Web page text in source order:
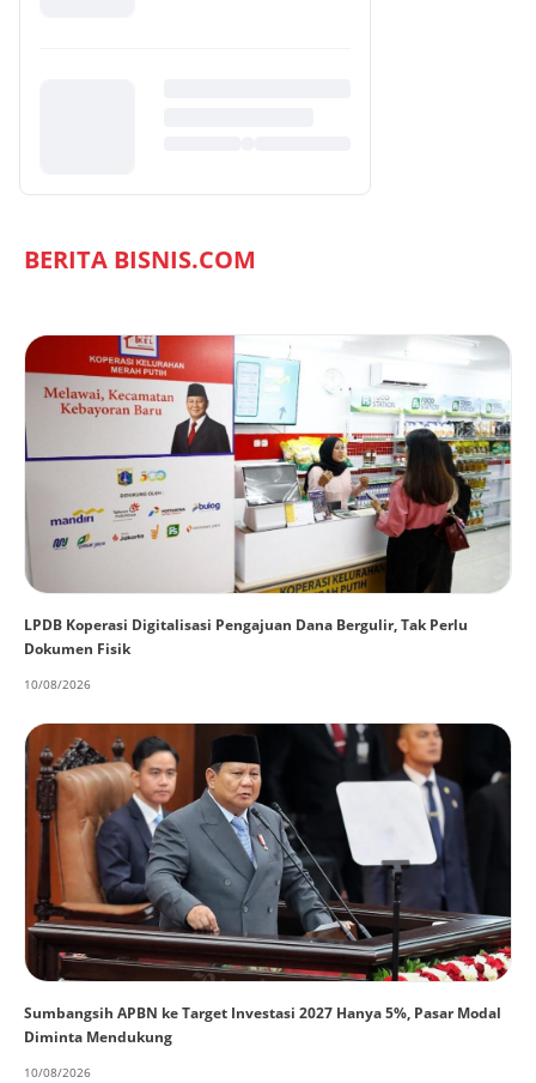
BERITA BISNIS.COM
LPDB Koperasi Digitalisasi Pengajuan Dana Bergulir, Tak Perlu
Dokumen Fisik
10/08/2026
Sumbangsih APBN ke Target Investasi 2027 Hanya 5%, Pasar Modal
Diminta Mendukung
10/08/2026